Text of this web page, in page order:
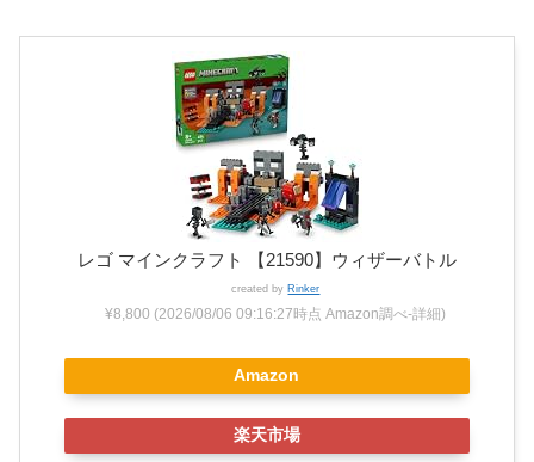
レゴ マインクラフト 【21590】ウィザーバトル
created by Rinker
¥8,800 (2026/08/06 09:16:27時点 Amazon調べ-詳細)
Amazon
楽天市場